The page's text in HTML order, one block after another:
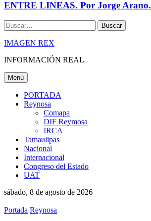
ENTRE LINEAS. Por Jorge Arano.
Buscar
IMAGEN REX
INFORMACIÓN REAL
Menú
PORTADA
Reynosa
Comapa
DIF Reymosa
IRCA
Tamaulipas
Nacional
Internacional
Congreso del Estado
UAT
sábado, 8 de agosto de 2026
Portada Reynosa